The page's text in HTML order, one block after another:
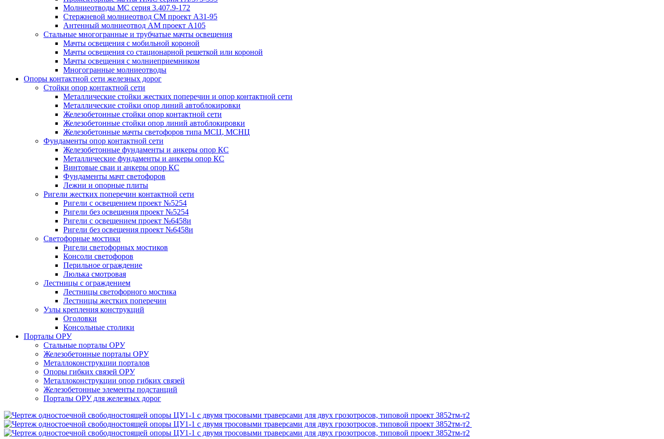
Молниеотводы МС серия 3.407.9-172
Стержневой молниеотвод СМ проект А31-95
Антенный молниеотвод АМ проект А105
Стальные многогранные и трубчатые мачты освещения
Мачты освещения с мобильной короной
Мачты освещения со стационарной решеткой или короной
Мачты освещения с молниеприемником
Многогранные молниеотводы
Опоры контактной сети железных дорог
Стойки опор контактной сети
Металлические стойки жестких поперечин и опор контактной сети
Металлические стойки опор линий автоблокировки
Железобетонные стойки опор контактной сети
Железобетонные стойки опор линий автоблокировки
Железобетонные мачты светофоров типа МСЦ, МСНЦ
Фундаменты опор контактной сети
Железобетонные фундаменты и анкеры опор КС
Металлические фундаменты и анкеры опор КС
Винтовые сваи и анкеры опор КС
Фундаменты мачт светофоров
Лежни и опорные плиты
Ригели жестких поперечин контактной сети
Ригели с освещением проект №5254
Ригели без освещения проект №5254
Ригели с освещением проект №6458и
Ригели без освещения проект №6458и
Светофорные мостики
Ригели светофорных мостиков
Консоли светофоров
Перильное ограждение
Люлька смотровая
Лестницы с ограждением
Лестницы светофорного мостика
Лестницы жестких поперечин
Узлы крепления конструкций
Оголовки
Консольные столики
Порталы ОРУ
Стальные порталы ОРУ
Железобетонные порталы ОРУ
Металлоконструкции порталов
Опоры гибких связей ОРУ
Металлоконструкции опор гибких связей
Железобетонные элементы подстанций
Порталы ОРУ для железных дорог